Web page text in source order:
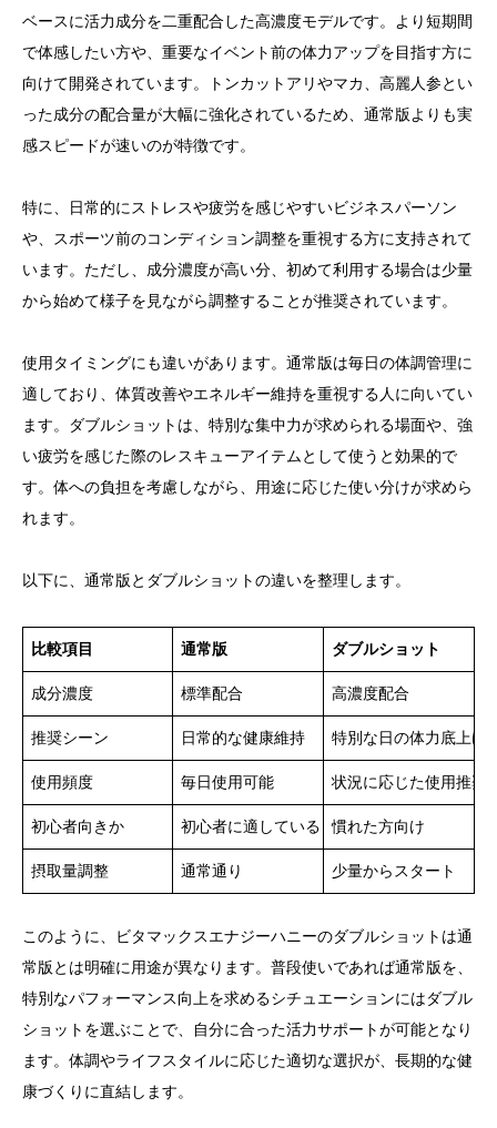
ベースに活力成分を二重配合した高濃度モデルです。より短期間
で体感したい方や、重要なイベント前の体力アップを目指す方に
向けて開発されています。トンカットアリやマカ、高麗人参とい
った成分の配合量が大幅に強化されているため、通常版よりも実
感スピードが速いのが特徴です。
特に、日常的にストレスや疲労を感じやすいビジネスパーソン
や、スポーツ前のコンディション調整を重視する方に支持されて
います。ただし、成分濃度が高い分、初めて利用する場合は少量
から始めて様子を見ながら調整することが推奨されています。
使用タイミングにも違いがあります。通常版は毎日の体調管理に
適しており、体質改善やエネルギー維持を重視する人に向いてい
ます。ダブルショットは、特別な集中力が求められる場面や、強
い疲労を感じた際のレスキューアイテムとして使うと効果的で
す。体への負担を考慮しながら、用途に応じた使い分けが求めら
れます。
以下に、通常版とダブルショットの違いを整理します。
比較項目 通常版 ダブルショット
成分濃度 標準配合 高濃度配合
推奨シーン 日常的な健康維持 特別な日の体力底上げ
使用頻度 毎日使用可能 状況に応じた使用推奨
初心者向きか 初心者に適している 慣れた方向け
摂取量調整 通常通り 少量からスタート
このように、ビタマックスエナジーハニーのダブルショットは通
常版とは明確に用途が異なります。普段使いであれば通常版を、
特別なパフォーマンス向上を求めるシチュエーションにはダブル
ショットを選ぶことで、自分に合った活力サポートが可能となり
ます。体調やライフスタイルに応じた適切な選択が、長期的な健
康づくりに直結します。